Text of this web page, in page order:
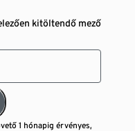
kitöltendő mező
1 hónapig érvényes,